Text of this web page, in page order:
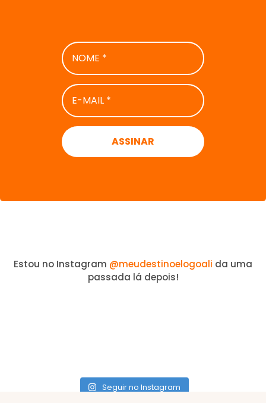
NOME
*
E-
MAIL
*
Estou no Instagram @meudestinoelogoali da uma
passada lá depois!
Seguir no Instagram